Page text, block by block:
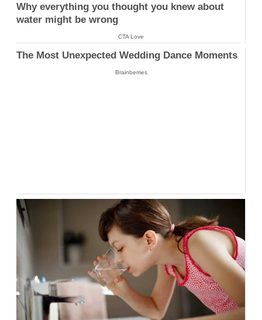
Why everything you thought you knew about
water might be wrong
CTA Love
The Most Unexpected Wedding Dance Moments
Brainberries